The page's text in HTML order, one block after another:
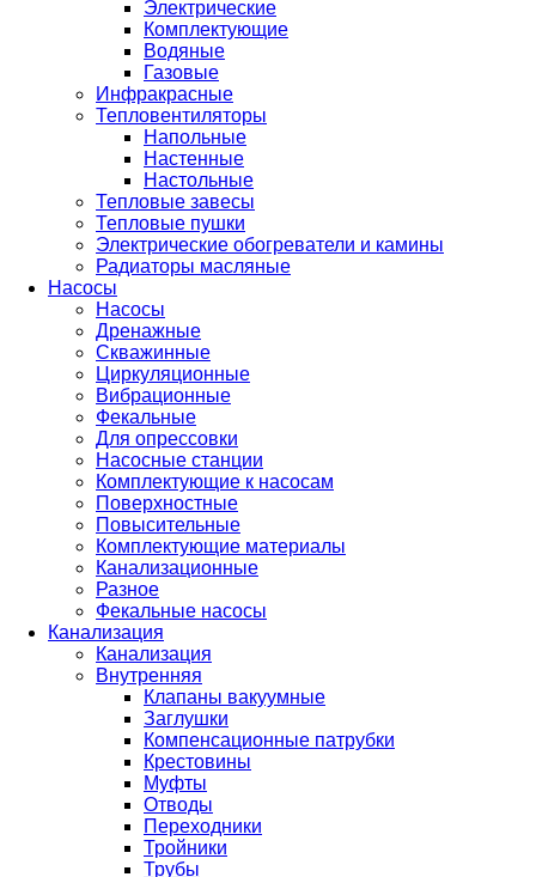
Электрические
Комплектующие
Водяные
Газовые
Инфракрасные
Тепловентиляторы
Напольные
Настенные
Настольные
Тепловые завесы
Тепловые пушки
Электрические обогреватели и камины
Радиаторы масляные
Насосы
Насосы
Дренажные
Скважинные
Циркуляционные
Вибрационные
Фекальные
Для опрессовки
Насосные станции
Комплектующие к насосам
Поверхностные
Повысительные
Комплектующие материалы
Канализационные
Разное
Фекальные насосы
Канализация
Канализация
Внутренняя
Клапаны вакуумные
Заглушки
Компенсационные патрубки
Крестовины
Муфты
Отводы
Переходники
Тройники
Трубы